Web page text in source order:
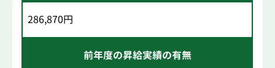
286,870円
前年度の昇給実績の有無